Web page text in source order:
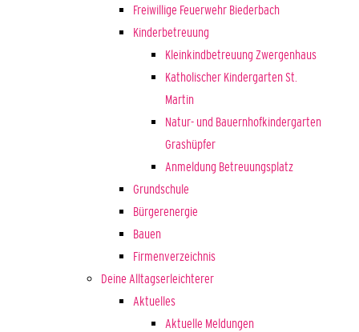
Freiwillige Feuerwehr Biederbach
Kinderbetreuung
Kleinkindbetreuung Zwergenhaus
Katholischer Kindergarten St.
Martin
Natur- und Bauernhofkindergarten
Grashüpfer
Anmeldung Betreuungsplatz
Grundschule
Bürgerenergie
Bauen
Firmenverzeichnis
Deine Alltagserleichterer
Aktuelles
Aktuelle Meldungen